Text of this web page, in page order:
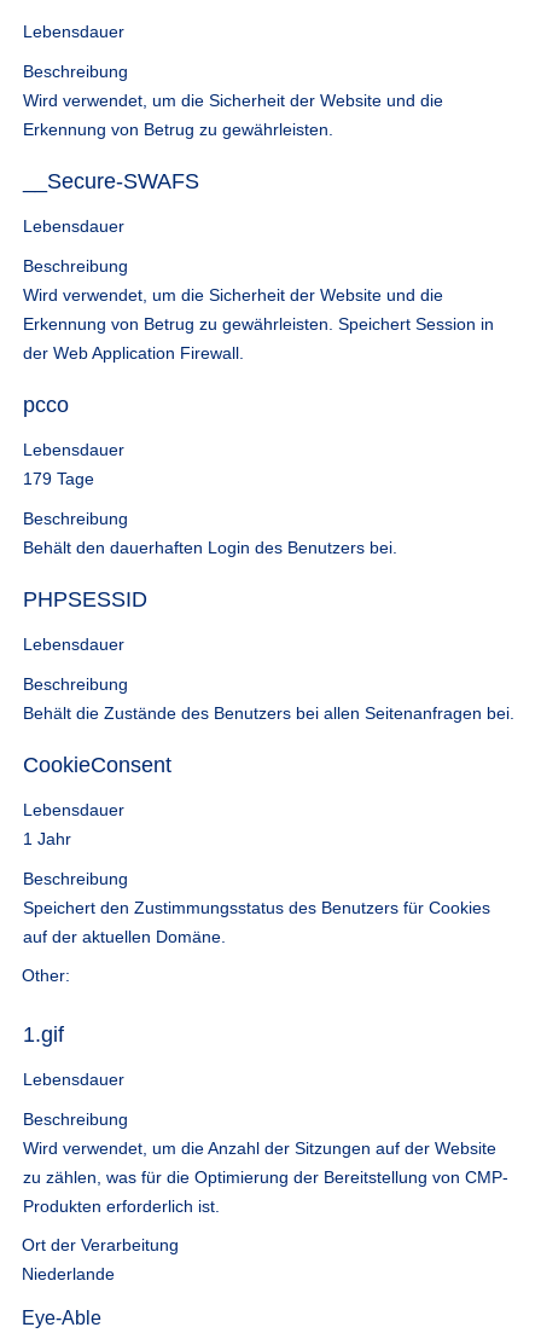
Lebensdauer
Beschreibung
Wird verwendet, um die Sicherheit der Website und die
Erkennung von Betrug zu gewährleisten.
__Secure-SWAFS
Lebensdauer
Beschreibung
Wird verwendet, um die Sicherheit der Website und die
Erkennung von Betrug zu gewährleisten. Speichert Session in
der Web Application Firewall.​
pcco
Lebensdauer
179 Tage
Beschreibung
Behält den dauerhaften Login des Benutzers bei.
PHPSESSID
Lebensdauer
Beschreibung
Behält die Zustände des Benutzers bei allen Seitenanfragen bei.
CookieConsent
Lebensdauer
1 Jahr
Beschreibung
Speichert den Zustimmungsstatus des Benutzers für Cookies
auf der aktuellen Domäne.
Other:
1.gif
Lebensdauer
Beschreibung
Wird verwendet, um die Anzahl der Sitzungen auf der Website
zu zählen, was für die Optimierung der Bereitstellung von CMP-
Produkten erforderlich ist.
Ort der Verarbeitung
Niederlande
Eye-Able